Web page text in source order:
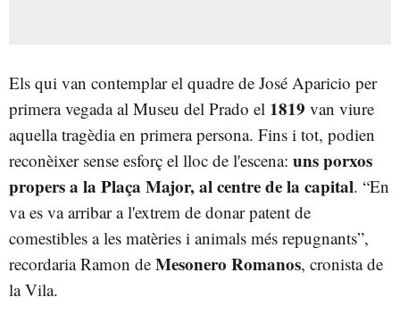
Els qui van contemplar el quadre de José Aparicio per
primera vegada al Museu del Prado el 1819 van viure
aquella tragèdia en primera persona. Fins i tot, podien
reconèixer sense esforç el lloc de l'escena: uns porxos
propers a la Plaça Major, al centre de la capital. “En
va es va arribar a l'extrem de donar patent de
comestibles a les matèries i animals més repugnants”,
recordaria Ramon de Mesonero Romanos, cronista de
la Vila.